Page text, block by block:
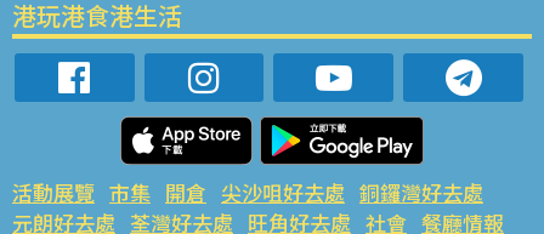
港玩港食港生活
活動展覽 市集 開倉 尖沙咀好去處 銅鑼灣好去處
元朗好去處 荃灣好去處 旺角好去處 社會 餐廳情報